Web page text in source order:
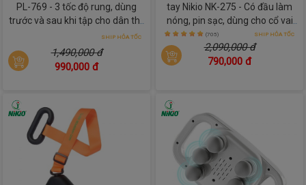
PL-769 - 3 tốc độ rung, dùng
trước và sau khi tập cho dân thể
SHIP HỎA TỐC
1,490,000 đ
990,000 đ
tay Nikio NK-275 - Có đầu làm
nóng, pin sạc, dùng cho cổ vai
gáy và lưng
(705) SHIP HỎA TỐC
2,090,000 đ
790,000 đ